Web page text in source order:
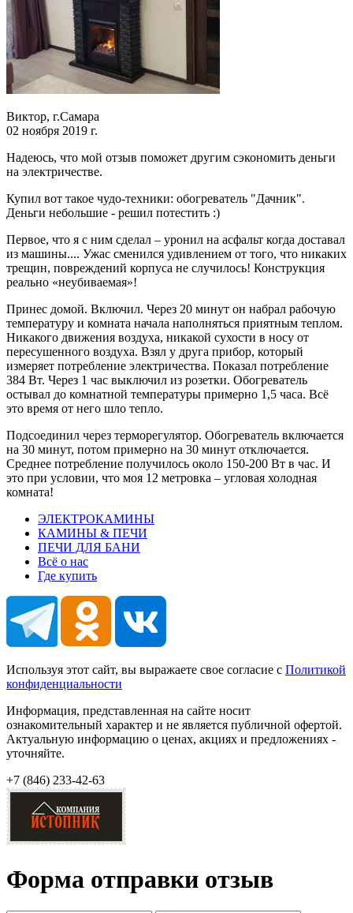
Виктор, г.Самара
02 ноября 2019 г.
Надеюсь, что мой отзыв поможет другим сэкономить деньги
на электричестве.
Купил вот такое чудо-техники: обогреватель "Дачник".
Деньги небольшие - решил потестить :)
Первое, что я с ним сделал – уронил на асфальт когда доставал
из машины.... Ужас сменился удивлением от того, что никаких
трещин, повреждений корпуса не случилось! Конструкция
реально «неубиваемая»!
Принес домой. Включил. Через 20 минут он набрал рабочую
температуру и комната начала наполняться приятным теплом.
Никакого движения воздуха, никакой сухости в носу от
пересушенного воздуха. Взял у друга прибор, который
измеряет потребление электричества. Показал потребление
384 Вт. Через 1 час выключил из розетки. Обогреватель
остывал до комнатной температуры примерно 1,5 часа. Всё
это время от него шло тепло.
Подсоединил через терморегулятор. Обогреватель включается
на 30 минут, потом примерно на 30 минут отключается.
Среднее потребление получилось около 150-200 Вт в час. И
это при условии, что моя 12 метровка – угловая холодная
комната!
ЭЛЕКТРОКАМИНЫ
КАМИНЫ & ПЕЧИ
ПЕЧИ ДЛЯ БАНИ
Всё о нас
Где купить
Используя этот сайт, вы выражаете свое согласие с Политикой
конфиденциальности
Информация, представленная на сайте носит
ознакомительный характер и не является публичной офертой.
Актуальную информацию о ценах, акциях и предложениях -
уточняйте.
+7 (846) 233-42-63
Форма отправки отзыв